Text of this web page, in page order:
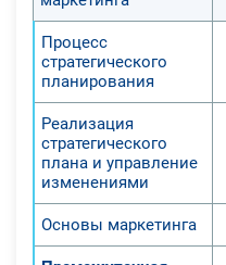
Процесс
стратегического
планирования
Реализация
стратегического
плана и управление
изменениями
Основы маркетинга